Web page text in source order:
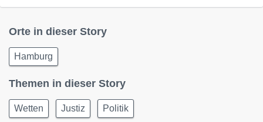
Orte in dieser Story
Hamburg
Themen in dieser Story
Wetten Justiz Politik